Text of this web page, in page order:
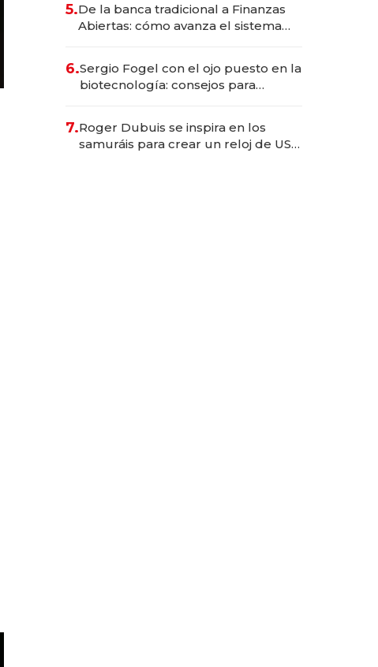
5.De la banca tradicional a Finanzas
Abiertas: cómo avanza el sistema
6.Sergio Fogel con el ojo puesto en la
biotecnología: consejos para
7.Roger Dubuis se inspira en los
samuráis para crear un reloj de US$